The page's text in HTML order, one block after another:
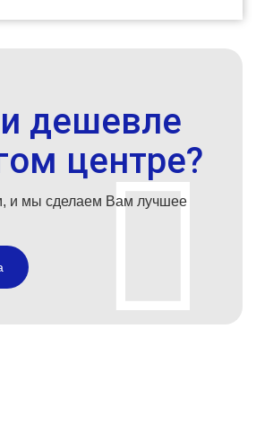
дешевле
центре?
и мы сделаем Вам лучшее